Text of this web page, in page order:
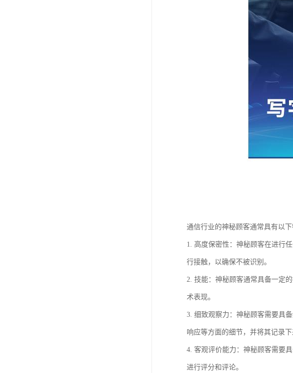
通信行业的神秘顾客通常具有以下
1. 高度保密性：神秘顾客在进行
行接触，以确保不被识别。
2. 技能：神秘顾客通常具备一定
术表现。
3. 细致观察力：神秘顾客需要具
响应等方面的细节，并将其记录下
4. 客观评价能力：神秘顾客需要
进行评分和评论。